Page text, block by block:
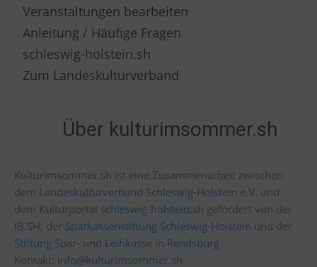
Veranstaltungen bearbeiten
Anleitung / Häufige Fragen
schleswig-holstein.sh
Zum Landeskulturverband
Über kulturimsommer.sh
Kulturimsommer.sh ist eine Zusammenarbeit zwischen
dem Landeskulturverband Schleswig-Holstein e.V. und
dem Kulturportal schleswig-holstein.sh gefördert von der
IB.SH, der Sparkassenstiftung Schleswig-Holstein und der
Stiftung Spar- und Leihkasse in Rendsburg
Kontakt: info@kulturimsommer.sh